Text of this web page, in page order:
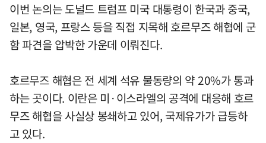
이번 논의는 도널드 트럼프 미국 대통령이 한국과 중국,
일본, 영국, 프랑스 등을 직접 지목해 호르무즈 해협에 군
함 파견을 압박한 가운데 이뤄진다.
호르무즈 해협은 전 세계 석유 물동량의 약 20%가 통과
하는 곳이다. 이란은 미·이스라엘의 공격에 대응해 호르
무즈 해협을 사실상 봉쇄하고 있어, 국제유가가 급등하
고 있다.